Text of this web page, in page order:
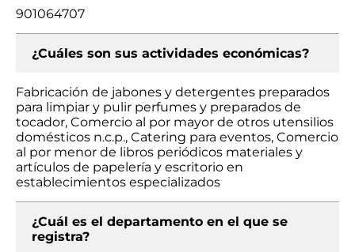
901064707
¿Cuáles son sus actividades económicas?
Fabricación de jabones y detergentes preparados
para limpiar y pulir perfumes y preparados de
tocador, Comercio al por mayor de otros utensilios
domésticos n.c.p., Catering para eventos, Comercio
al por menor de libros periódicos materiales y
artículos de papelería y escritorio en
establecimientos especializados
¿Cuál es el departamento en el que se
registra?